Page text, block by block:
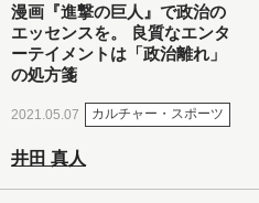
漫画『進撃の巨人』で政治の
エッセンスを。 良質なエンタ
ーテイメントは「政治離れ」
の処方箋
2021.05.07 カルチャー・スポーツ
井田 真人